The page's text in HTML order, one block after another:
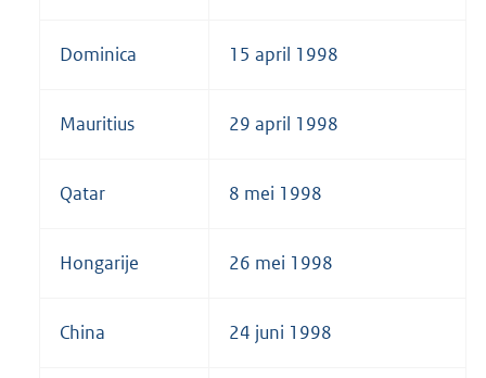
Dominica 15 april 1998
Mauritius 29 april 1998
Qatar 8 mei 1998
Hongarije 26 mei 1998
China 24 juni 1998